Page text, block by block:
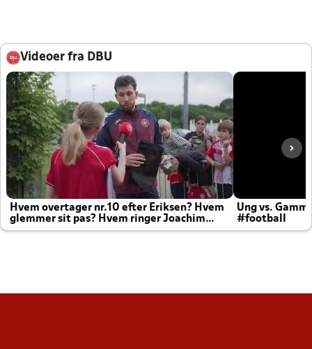
Videoer fra DBU
Hvem overtager nr.10 efter Eriksen? Hvem
glemmer sit pas? Hvem ringer Joachim
altid til efter kampe?
Ung vs.
#football